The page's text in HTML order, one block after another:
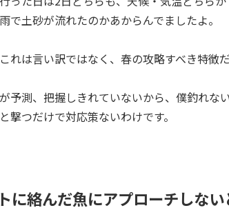
で土砂が流れたのかあからんでましたよ。
れは言い訳ではなく、春の攻略すべき特徴だ
予測、把握しきれていないから、僕釣れな
撃つだけで対応策ないわけです。
に絡んだ魚にアプローチしな